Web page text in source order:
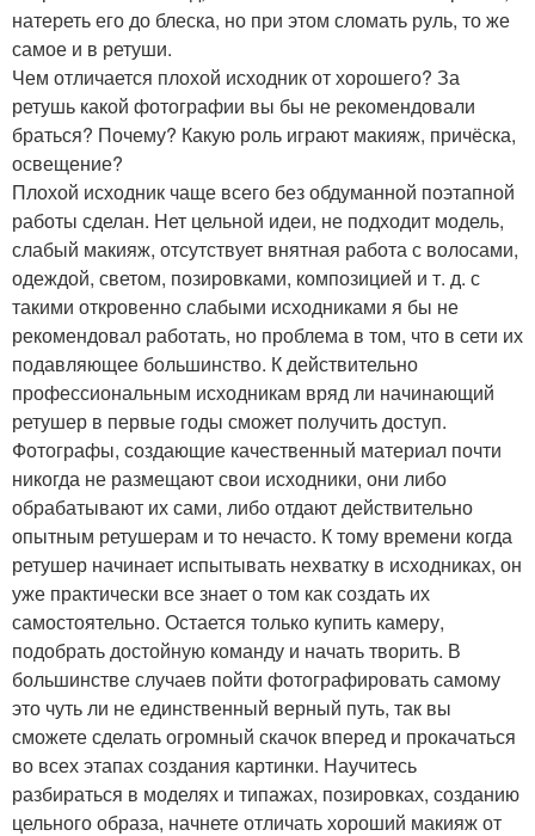
натереть его до блеска, но при этом сломать руль, то же
самое и в ретуши.
Чем отличается плохой исходник от хорошего? За
ретушь какой фотографии вы бы не рекомендовали
браться? Почему? Какую роль играют макияж, причёска,
освещение?
Плохой исходник чаще всего без обдуманной поэтапной
работы сделан. Нет цельной идеи, не подходит модель,
слабый макияж, отсутствует внятная работа с волосами,
одеждой, светом, позировками, композицией и т. д. с
такими откровенно слабыми исходниками я бы не
рекомендовал работать, но проблема в том, что в сети их
подавляющее большинство. К действительно
профессиональным исходникам вряд ли начинающий
ретушер в первые годы сможет получить доступ.
Фотографы, создающие качественный материал почти
никогда не размещают свои исходники, они либо
обрабатывают их сами, либо отдают действительно
опытным ретушерам и то нечасто. К тому времени когда
ретушер начинает испытывать нехватку в исходниках, он
уже практически все знает о том как создать их
самостоятельно. Остается только купить камеру,
подобрать достойную команду и начать творить. В
большинстве случаев пойти фотографировать самому
это чуть ли не единственный верный путь, так вы
сможете сделать огромный скачок вперед и прокачаться
во всех этапах создания картинки. Научитесь
разбираться в моделях и типажах, позировках, созданию
цельного образа, начнете отличать хороший макияж от